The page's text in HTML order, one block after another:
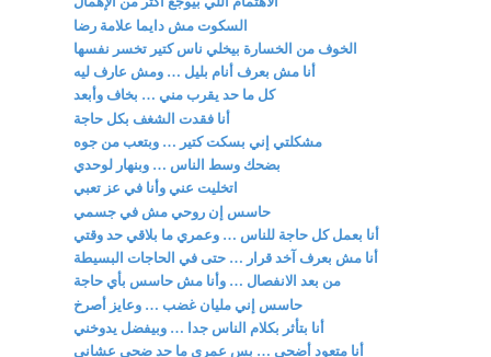
السكوت مش دايما علامة رضا
الخوف من الخسارة بيخلي ناس كتير تخسر نفسها
أنا مش بعرف أنام بليل … ومش عارف ليه
كل ما حد يقرب مني … بخاف وأبعد
أنا فقدت الشغف بكل حاجة
مشكلتي إني بسكت كتير … وبتعب من جوه
بضحك وسط الناس … وبنهار لوحدي
اتخليت عني وأنا في عز تعبي
حاسس إن روحي مش في جسمي
أنا بعمل كل حاجة للناس … وعمري ما بلاقي حد وقتي
أنا مش بعرف آخد قرار … حتى في الحاجات البسيطة
من بعد الانفصال … وأنا مش حاسس بأي حاجة
حاسس إني مليان غضب … وعايز أصرخ
أنا بتأثر بكلام الناس جدا … وبيفضل يدوخني
أنا متعود أضحي … بس عمري ما حد ضحى عشاني